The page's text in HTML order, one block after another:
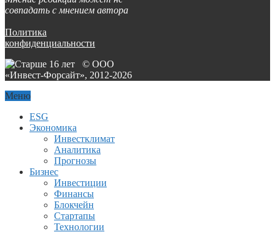
совпадать с мнением автора
Политика
конфиденциальности
© ООО
«Инвест-Форсайт», 2012-2026
Меню
ESG
Экономика
Инвестклимат
Аналитика
Прогнозы
Бизнес
Инвестиции
Финансы
Блокчейн
Стартапы
Технологии